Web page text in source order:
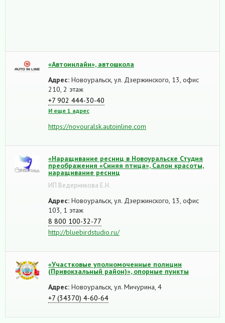
«Автоинлайн», автошкола
Адрес: Новоуральск, ул. Дзержинского, 13, офис
210, 2 этаж
+7 902 444-30-40
И еще 1 адрес
https://novouralsk.autoinline.com
«Наращивание ресниц в Новоуральске Студия
преображения «Синяя птица», Салон красоты,
наращивание ресниц
ИП Ведерникова Е.Н.
Адрес: Новоуральск, ул. Дзержинского, 13, офис
103, 1 этаж
8 800 100-32-77
http://bluebirdstudio.ru/
«Участковые уполномоченные полиции
(Привокзальный район)», опорные пункты
Адрес: Новоуральск, ул. Мичурина, 4
+7 (34370) 4-60-64